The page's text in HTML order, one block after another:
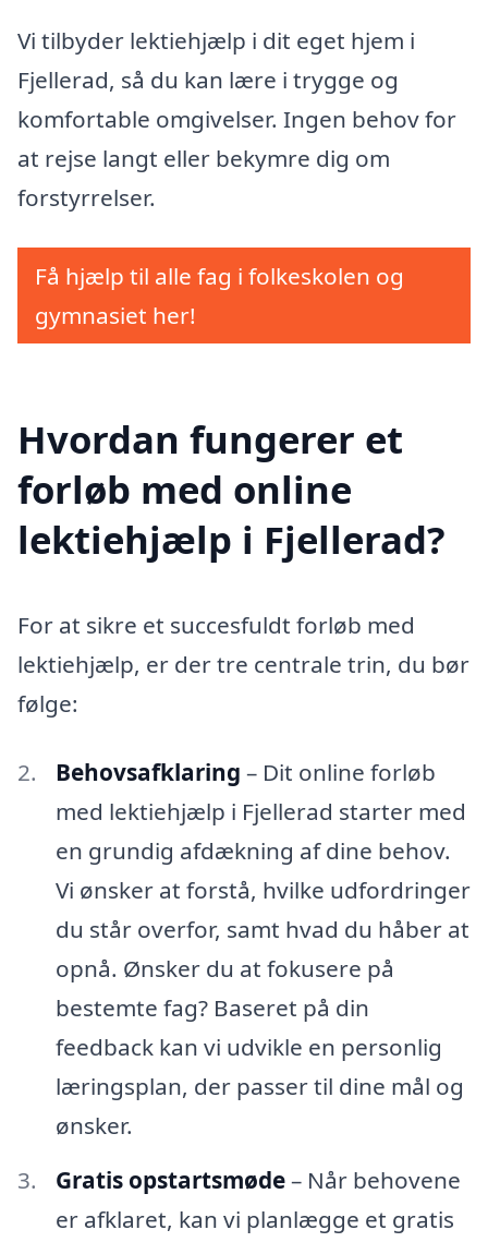
Vi tilbyder lektiehjælp i dit eget hjem i
Fjellerad, så du kan lære i trygge og
komfortable omgivelser. Ingen behov for
at rejse langt eller bekymre dig om
forstyrrelser.
Få hjælp til alle fag i folkeskolen og
gymnasiet her!
Hvordan fungerer et
forløb med online
lektiehjælp i Fjellerad?
For at sikre et succesfuldt forløb med
lektiehjælp, er der tre centrale trin, du bør
følge:
Behovsafklaring – Dit online forløb
med lektiehjælp i Fjellerad starter med
en grundig afdækning af dine behov.
Vi ønsker at forstå, hvilke udfordringer
du står overfor, samt hvad du håber at
opnå. Ønsker du at fokusere på
bestemte fag? Baseret på din
feedback kan vi udvikle en personlig
læringsplan, der passer til dine mål og
ønsker.
Gratis opstartsmøde– Når behovene
er afklaret, kan vi planlægge et gratis